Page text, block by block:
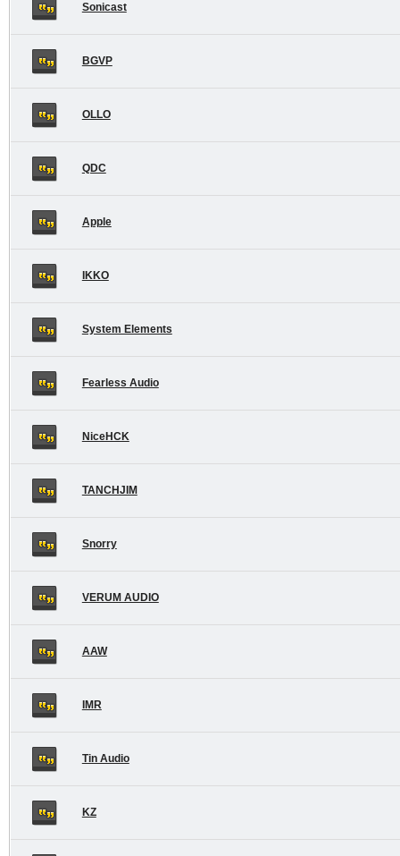
Sonicast
BGVP
OLLO
QDC
Apple
IKKO
System Elements
Fearless Audio
NiceHCK
TANCHJIM
Snorry
VERUM AUDIO
AAW
IMR
Tin Audio
KZ